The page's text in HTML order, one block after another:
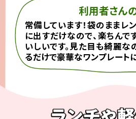
利用者さん
常備しています！袋のままレ
に出すだけなので、楽ちんで
いしいです。見た目も綺麗な
るだけで豪華なワンプレートに